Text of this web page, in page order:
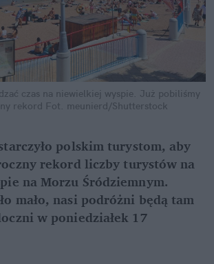
czas na niewielkiej wyspie. Już pobiliśmy
rekord Fot. meunierd/Shutterstock
polskim turystom, aby
rekord liczby turystów na
na Morzu Śródziemnym.
mało, nasi podróżni będą tam
w poniedziałek 17